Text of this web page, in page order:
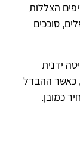
הצללות
סוככים
ידנית
כאשר ההבדל
כמובן.